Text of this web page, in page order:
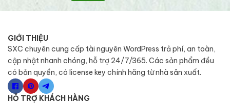
GIỚI THIỆU
SXC chuyên cung cấp tài nguyên WordPress trả phí, an toàn,
cập nhật nhanh chóng, hỗ trợ 24/7/365. Các sản phẩm đều
có bản quyền, có license key chính hãng từ nhà sản xuất.
HỖ TRỢ KHÁCH HÀNG